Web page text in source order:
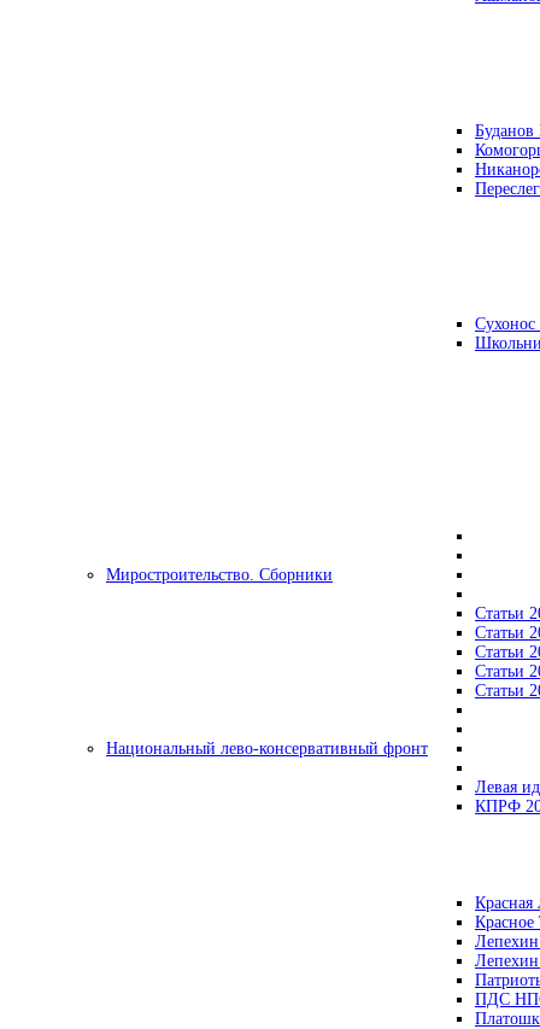
Буданов
Миростроительство. Сборники
Статьи
Статьи
Статьи
Статьи
Статьи
Национальный лево-консервативный фронт
Левая
КПРФ
Красная
ПДС